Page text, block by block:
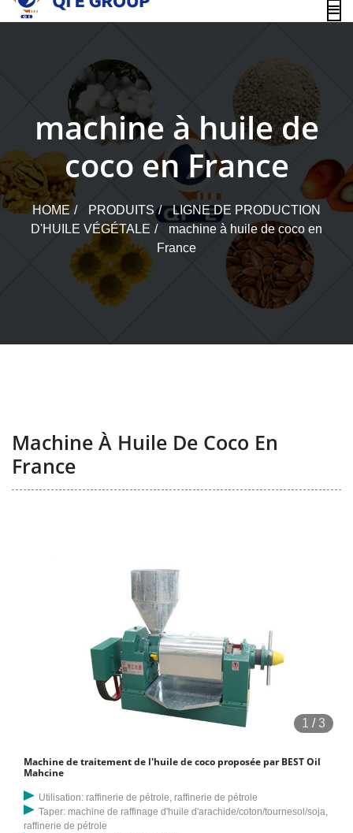
content
machine à huile de
coco en France
HOME PRODUITS
LIGNE DE PRODUCTION
D'HUILE VÉGÉTALE
machine à huile de coco en
France
Machine À Huile De Coco En
France
1 /3
Machine de traitement de l'huile de coco proposée par BEST Oil
Mahcine
Utilisation: raffinerie de pétrole, raffinerie de pétrole
Taper: machine de raffinage d'huile d'arachide/coton/tournesol/soja,
raffinerie de pétrole